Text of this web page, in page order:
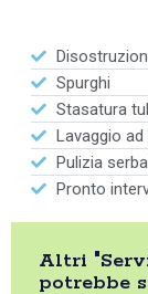
Spurghi
Stasatura
Lavaggio
Pulizia
Pronto
Altri
potrebbe